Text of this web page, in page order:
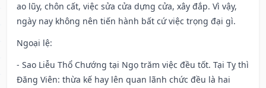
ao lũy, chôn cất, việc sửa cửa dựng cửa, xây đắp. Vì vậy,
ngày nay không nên tiến hành bất cứ việc trọng đại gì.
Ngoại lệ:
- Sao Liễu Thổ Chướng tại Ngọ trăm việc đều tốt. Tại Tỵ thì
Đăng Viên: thừa kế hay lên quan lãnh chức đều là hai